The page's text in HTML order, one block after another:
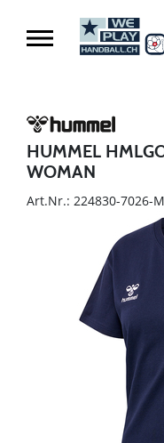
HUMMEL
WOMAN
Art.Nr.: 224830-7026-M